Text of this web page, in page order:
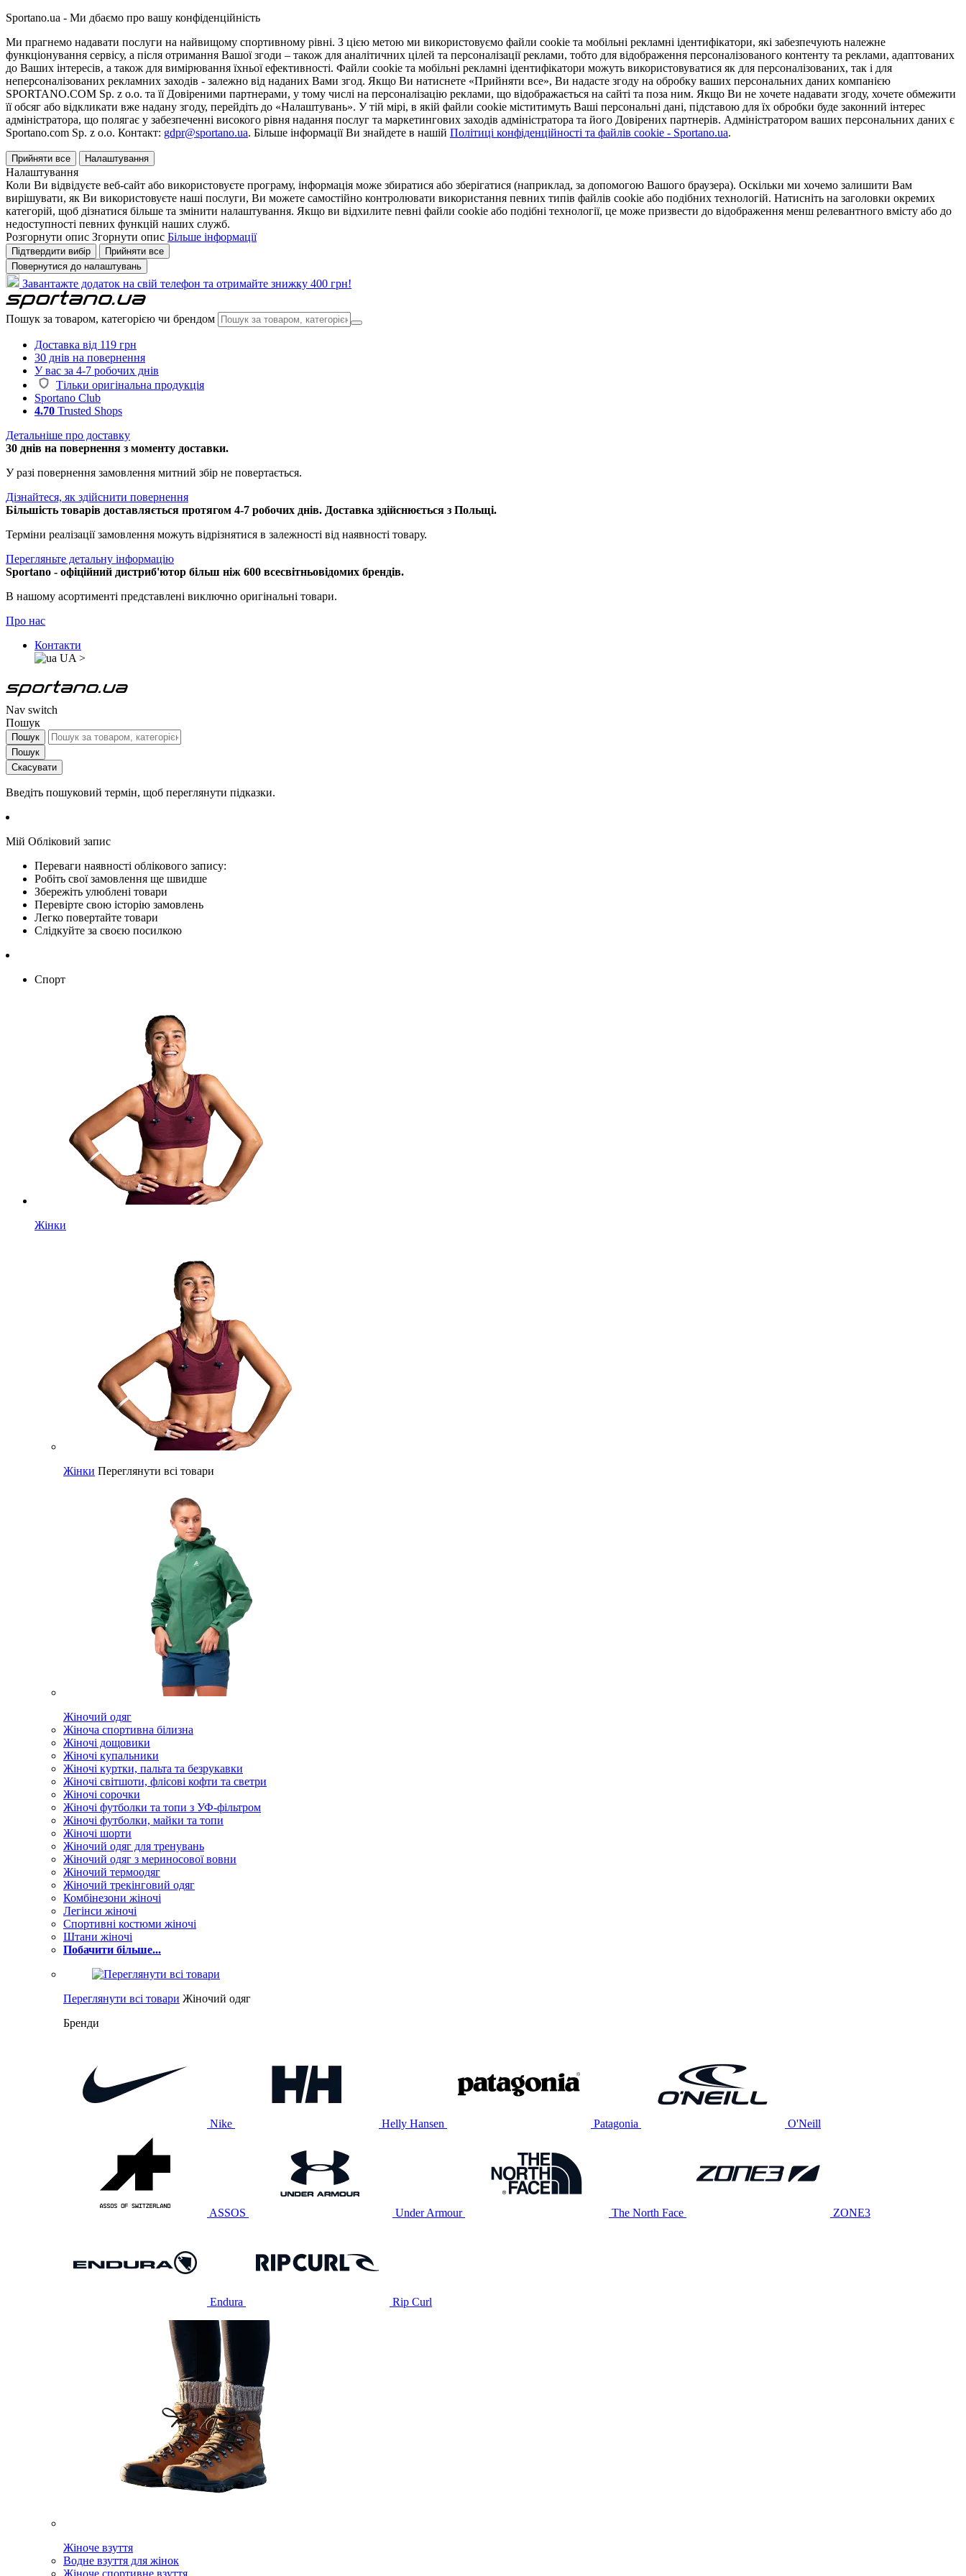
Sportano.ua - Ми дбаємо про вашу конфіденційність
Ми прагнемо надавати послуги на найвищому спортивному рівні. З цією метою ми використовуємо файли cookie та мобільні рекламні ідентифікатори, які забезпечують належне
функціонування сервісу, а після отримання Вашої згоди – також для аналітичних цілей та персоналізації реклами, тобто для відображення персоналізованого контенту та реклами, адаптованих
до Ваших інтересів, а також для вимірювання їхньої ефективності. Файли cookie та мобільні рекламні ідентифікатори можуть використовуватися як для персоналізованих, так і для
неперсоналізованих рекламних заходів - залежно від наданих Вами згод. Якщо Ви натиснете «Прийняти все», Ви надасте згоду на обробку ваших персональних даних компанією
SPORTANO.COM Sp. z o.o. та її Довіреними партнерами, у тому числі на персоналізацію реклами, що відображається на сайті та поза ним. Якщо Ви не хочете надавати згоду, хочете обмежити
її обсяг або відкликати вже надану згоду, перейдіть до «Налаштувань». У тій мірі, в якій файли cookie міститимуть Ваші персональні дані, підставою для їх обробки буде законний інтерес
адміністратора, що полягає у забезпеченні високого рівня надання послуг та маркетингових заходів адміністратора та його Довірених партнерів. Адміністратором ваших персональних даних є
Sportano.com Sp. z o.o. Контакт: gdpr@sportano.ua. Більше інформації Ви знайдете в нашій Політиці конфіденційності та файлів cookie - Sportano.ua.
Прийняти все Налаштування
Налаштування
Коли Ви відвідуєте веб-сайт або використовуєте програму, інформація може збиратися або зберігатися (наприклад, за допомогою Вашого браузера). Оскільки ми хочемо залишити Вам
вирішувати, як Ви використовуєте наші послуги, Ви можете самостійно контролювати використання певних типів файлів cookie або подібних технологій. Натисніть на заголовки окремих
категорій, щоб дізнатися більше та змінити налаштування. Якщо ви відхилите певні файли cookie або подібні технології, це може призвести до відображення менш релевантного вмісту або до
недоступності певних функцій наших служб.
Розгорнути опис Згорнути опис Більше інформації
Підтвердити вибір
Прийняти все
Повернутися до налаштувань
Завантажте додаток на свій телефон та отримайте знижку 400 грн!
Пошук за товаром, категорією чи брендом
Доставка від 119 грн
30 днів на повернення
У вас за 4-7 робочих днів
Тільки оригінальна продукція
Sportano Club
4.70 Trusted Shops
Детальніше про доставку
30 днів на повернення з моменту доставки.
У разі повернення замовлення митний збір не повертається.
Дізнайтеся, як здійснити повернення
Більшість товарів доставляється протягом 4-7 робочих днів. Доставка здійснюється з Польщі.
Терміни реалізації замовлення можуть відрізнятися в залежності від наявності товару.
Перегляньте детальну інформацію
Sportano - офіційний дистриб'ютор більш ніж 600 всесвітньовідомих брендів.
В нашому асортименті представлені виключно оригінальні товари.
Про нас
Контакти
UA >
Nav switch
Пошук
Пошук
Пошук
Скасувати
Введіть пошуковий термін, щоб переглянути підказки.
Мій Обліковий запис
Переваги наявності облікового запису:
Робіть свої замовлення ще швидше
Збережіть улюблені товари
Перевірте свою історію замовлень
Легко повертайте товари
Слідкуйте за своєю посилкою
Спорт
Жінки
Жінки Переглянути всі товари
Жіночий одяг
Жіноча спортивна білизна
Жіночі дощовики
Жіночі купальники
Жіночі куртки, пальта та безрукавки
Жіночі світшоти, флісові кофти та светри
Жіночі сорочки
Жіночі футболки та топи з УФ-фільтром
Жіночі футболки, майки та топи
Жіночі шорти
Жіночий одяг для тренувань
Жіночий одяг з мериносової вовни
Жіночий термоодяг
Жіночий трекінговий одяг
Комбінезони жіночі
Легінси жіночі
Спортивні костюми жіночі
Штани жіночі
Побачити більше...
Переглянути всі товари Жіночий одяг
Бренди
Nike Helly Hansen Patagonia O'Neill
ASSOS Under Armour The North Face ZONE3
Endura Rip Curl
Жіноче взуття
Водне взуття для жінок
Жіноче спортивне взуття